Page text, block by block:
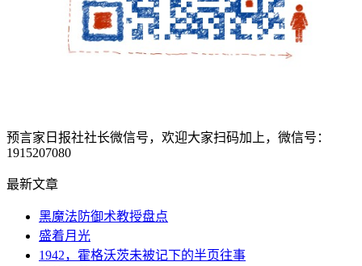
预言家日报社社长微信号，欢迎大家扫码加上，微信号：
1915207080
最新文章
黑魔法防御术教授盘点
盛着月光
1942，霍格沃茨未被记下的半页往事